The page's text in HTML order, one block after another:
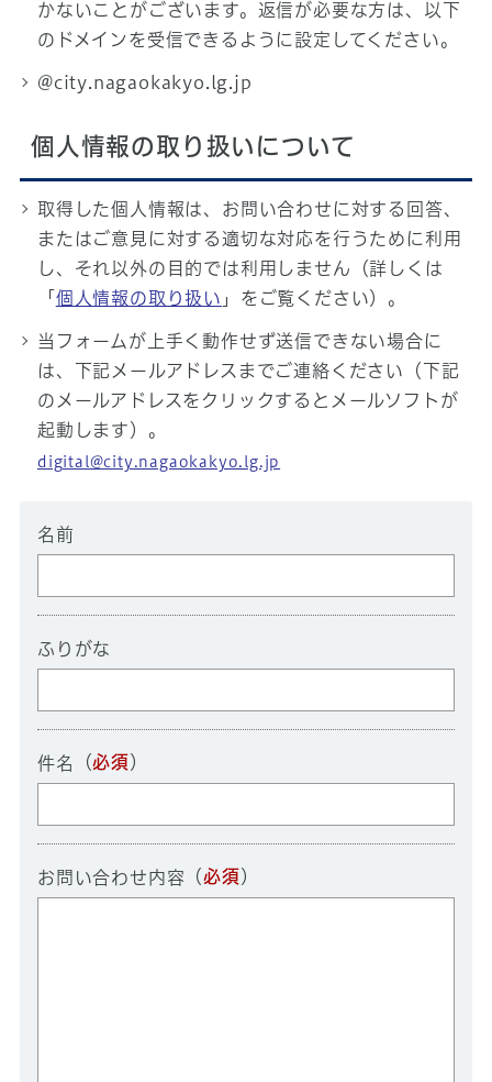
かないことがございます。返信が必要な方は、以下
のドメインを受信できるように設定してください。
@city.nagaokakyo.lg.jp
個人情報の取り扱いについて
取得した個人情報は、お問い合わせに対する回答、
またはご意見に対する適切な対応を行うために利用
し、それ以外の目的では利用しません（詳しくは
「 個人情報の取り扱い 」をご覧ください）。
当フォームが上手く動作せず送信できない場合に
は、下記メールアドレスまでご連絡ください（下記
のメールアドレスをクリックするとメールソフトが
起動します）。
digital@city.nagaokakyo.lg.jp
名前
ふりがな
件名 （必須 ）
お問い合わせ内容 （必須 ）